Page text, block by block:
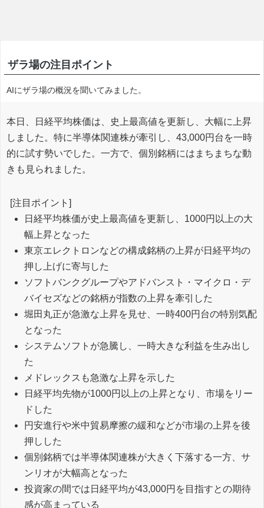
ザラ場の注目ポイント
AIにザラ場の概況を聞いてみました。
本日、日経平均株価は、史上最高値を更新し、大幅に上昇
しました。特に半導体関連株が牽引し、43,000円台を一時
的に試す勢いでした。一方で、個別銘柄にはまちまちな動
きも見られました。
[注目ポイント]
日経平均株価が史上最高値を更新し、1000円以上の大
幅上昇となった
東京エレクトロンなどの構成銘柄の上昇が日経平均の
押し上げに寄与した
ソフトバンクグループやアドバンスト・マイクロ・デ
バイセズなどの銘柄が指数の上昇を牽引した
堀田丸正が急激な上昇を見せ、一時400円台の特別気配
となった
システムソフトが急騰し、一時大きな利益を生み出し
た
メドレックスも急激な上昇を示した
日経平均先物が1000円以上の上昇となり、市場をリー
ドした
円安進行や米中貿易摩擦の緩和などが市場の上昇を後
押しした
個別銘柄では半導体関連株が大きく下落する一方、サ
ンリオが大幅高となった
投資家の間では日経平均が43,000円を目指すとの期待
感が高まっている